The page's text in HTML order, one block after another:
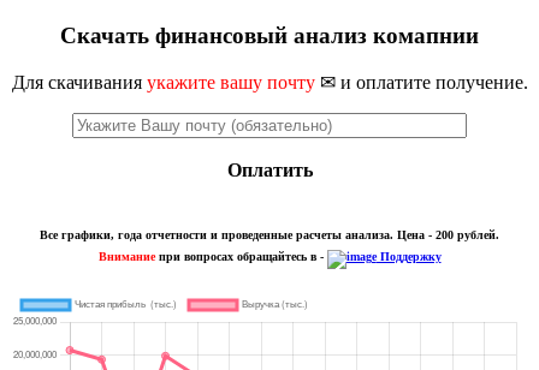
Скачать финансовый анализ комапнии
Для скачивания укажите вашу почту✉ и оплатите получение.
Оплатить
Все графики, года отчетности и проведенные расчеты анализа. Цена - 200 рублей.
Внимание при вопросах обращайтесь в - Поддержку